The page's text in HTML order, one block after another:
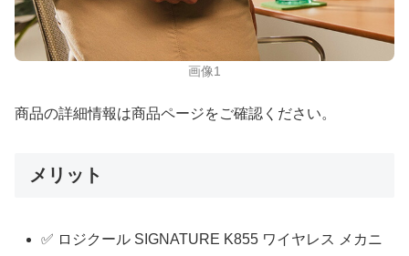
画像1
商品の詳細情報は商品ページをご確認ください。
メリット
✅ ロジクール SIGNATURE K855 ワイヤレス メカニ